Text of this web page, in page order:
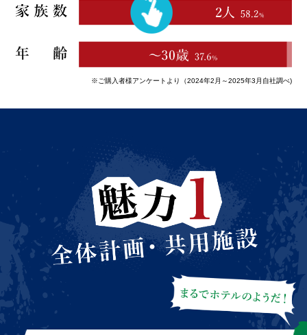
※ご購入者様アンケートより（2024年2月～2025年3月自社調べ)